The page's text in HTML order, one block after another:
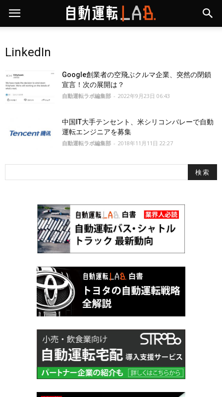
LinkedIn
Google創業者の空飛ぶクルマ企業、突然の閉鎖
宣言！次の展開は？
自動運転ラボ編集部 - 2022年9月23日 06:43
中国IT大手テンセント、米シリコンバレーで自動
運転エンジニアを募集
自動運転ラボ編集部 - 2018年11月11日 22:27